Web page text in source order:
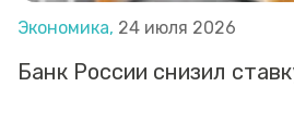
Экономика, 24 июля 2026
Банк России снизил